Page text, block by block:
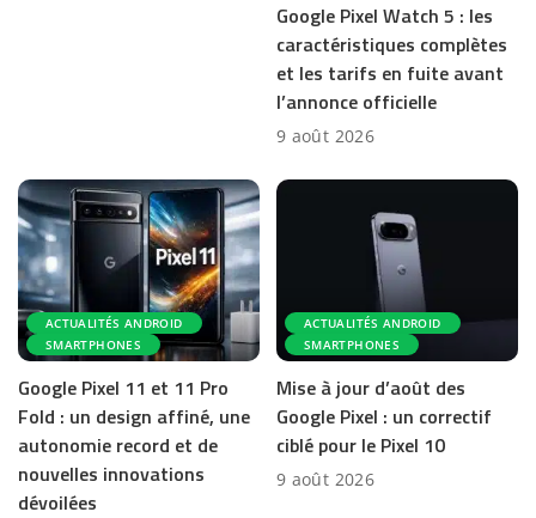
Google Pixel Watch 5 : les
caractéristiques complètes
et les tarifs en fuite avant
l’annonce officielle
9 août 2026
ACTUALITÉS ANDROID
SMARTPHONES
Google Pixel 11 et 11 Pro
Fold : un design affiné, une
autonomie record et de
nouvelles innovations
dévoilées
ACTUALITÉS ANDROID
SMARTPHONES
Mise à jour d’août des
Google Pixel : un correctif
ciblé pour le Pixel 10
9 août 2026